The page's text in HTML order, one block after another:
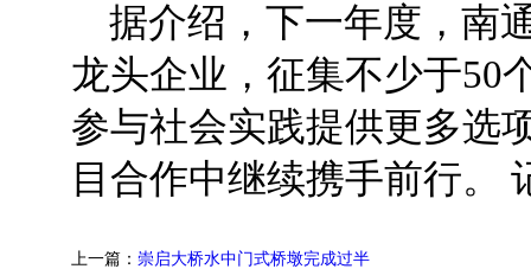
据介绍，下一年度，南
龙头企业，征集不少于50
参与社会实践提供更多选
目合作中继续携手前行。
上一篇： 崇启大桥水中门式桥墩完成过半